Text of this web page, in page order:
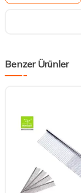
Benzer Ürünler